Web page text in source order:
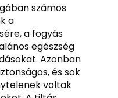
számos
a
a fogyás
egészség
Azonban
és sok
voltak